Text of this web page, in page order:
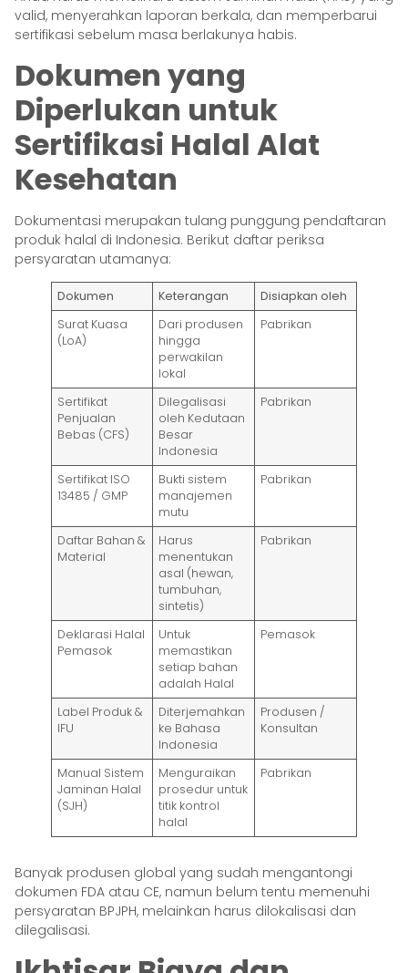
valid, menyerahkan laporan berkala, dan memperbarui
sertifikasi sebelum masa berlakunya habis.
Dokumen yang
Diperlukan untuk
Sertifikasi Halal Alat
Kesehatan
Dokumentasi merupakan tulang punggung pendaftaran
produk halal di Indonesia. Berikut daftar periksa
persyaratan utamanya:
Dokumen Keterangan
Disiapkan oleh
Surat Kuasa
(LoA)
Dari produsen
hingga
perwakilan
lokal
Pabrikan
Sertifikat
Penjualan
Bebas (CFS)
Dilegalisasi
oleh Kedutaan
Besar
Indonesia
Pabrikan
Sertifikat ISO
13485 / GMP
Bukti sistem
manajemen
mutu
Pabrikan
Daftar Bahan &
Material
Harus
menentukan
asal (hewan,
tumbuhan,
sintetis)
Pabrikan
Deklarasi Halal
Pemasok
Untuk
memastikan
setiap bahan
adalah Halal
Pemasok
Label Produk &
IFU
Diterjemahkan
ke Bahasa
Indonesia
Produsen /
Konsultan
Manual Sistem
Jaminan Halal
(SJH)
Menguraikan
prosedur untuk
titik kontrol
halal
Pabrikan
Banyak produsen global yang sudah mengantongi
dokumen FDA atau CE, namun belum tentu memenuhi
persyaratan BPJPH, melainkan harus dilokalisasi dan
dilegalisasi.